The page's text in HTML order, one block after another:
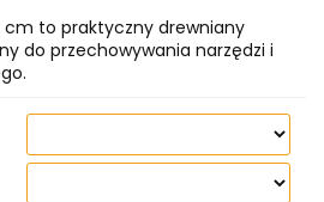
cm to praktyczny drewniany
do przechowywania narzędzi i